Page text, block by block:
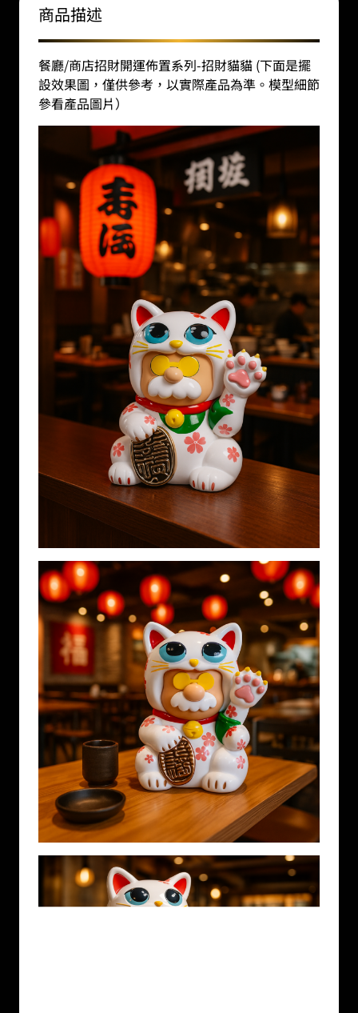
商品描述
餐廳/商店招財開運佈置系列-招財貓貓 (下面是擺
設效果圖，僅供參考，以實際產品為準。模型細節
參看產品圖片）